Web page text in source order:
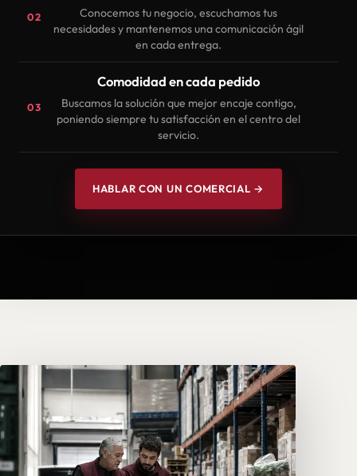
02
Conocemos tu negocio, escuchamos tus
necesidades y mantenemos una comunicación ágil
en cada entrega.
03
Comodidad en cada pedido
Buscamos la solución que mejor encaje contigo,
poniendo siempre tu satisfacción en el centro del
servicio.
HABLAR CON UN COMERCIAL →